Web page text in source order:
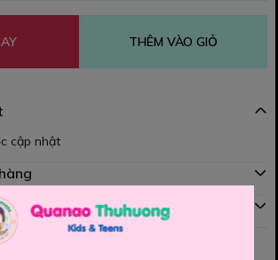
THÊM VÀO GIỎ
cập nhật